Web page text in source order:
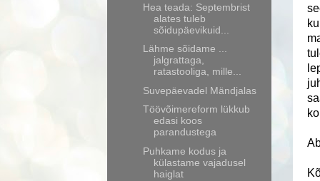
Hea teada: Septembrist
alates tuleb
sõidupäevikuid...
Lähme sõidame ...
jalgrattaga,
ratastooliga, mille...
Suvepäevadel Mändjalas
Töövõimereform lükkub
edasi koos
parandustega
Puhkame kodus ja
külastame vajadusel
haiglat